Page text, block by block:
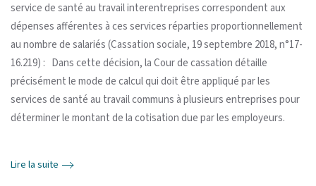
service de santé au travail interentreprises correspondent aux
dépenses afférentes à ces services réparties proportionnellement
au nombre de salariés (Cassation sociale, 19 septembre 2018, n°17-
16.219) : Dans cette décision, la Cour de cassation détaille
précisément le mode de calcul qui doit être appliqué par les
services de santé au travail communs à plusieurs entreprises pour
déterminer le montant de la cotisation due par les employeurs.
Lire la suite